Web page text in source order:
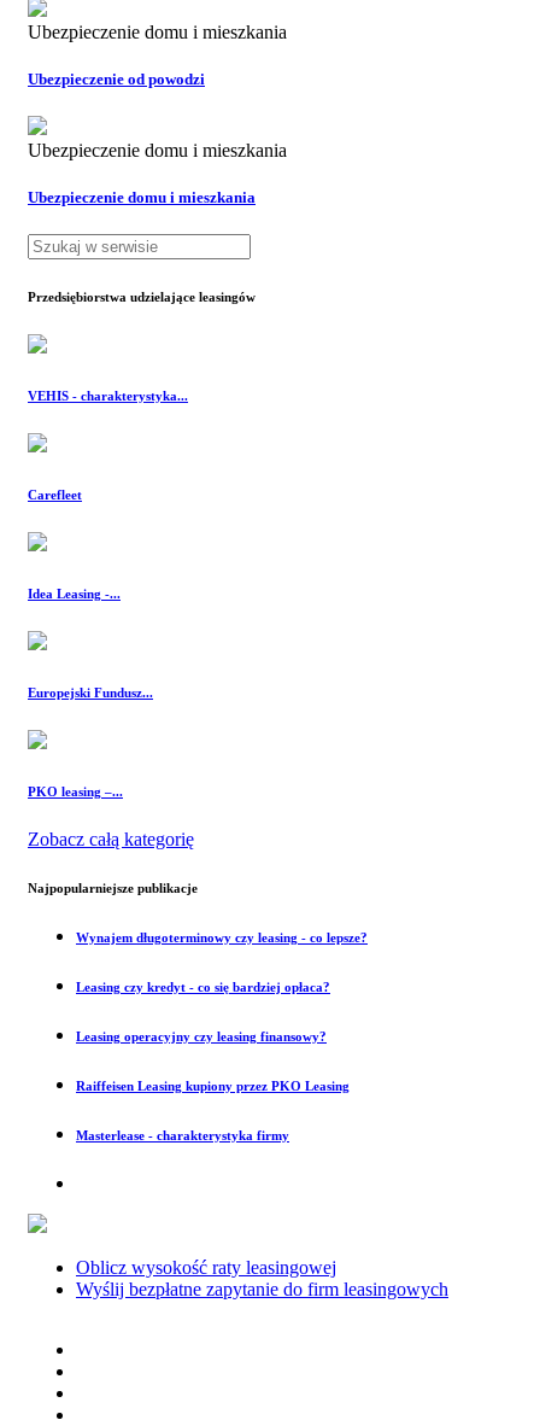
Ubezpieczenie domu i mieszkania
Ubezpieczenie od powodzi
Ubezpieczenie domu i mieszkania
Ubezpieczenie domu i mieszkania
Przedsiębiorstwa udzielające leasingów
VEHIS - charakterystyka...
Carefleet
Idea Leasing -...
Europejski Fundusz...
PKO leasing –...
Zobacz całą kategorię
Najpopularniejsze publikacje
Wynajem długoterminowy czy leasing - co lepsze?
Leasing czy kredyt - co się bardziej opłaca?
Leasing operacyjny czy leasing finansowy?
Raiffeisen Leasing kupiony przez PKO Leasing
Masterlease - charakterystyka firmy
Oblicz wysokość raty leasingowej
Wyślij bezpłatne zapytanie do firm leasingowych